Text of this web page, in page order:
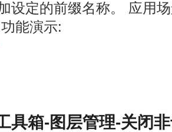
设定的前缀名称。 应用
能演示:
具箱-图层管理-关闭